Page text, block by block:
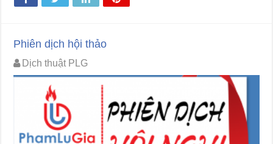
Phiên dịch hội thảo
Dịch thuật PLG